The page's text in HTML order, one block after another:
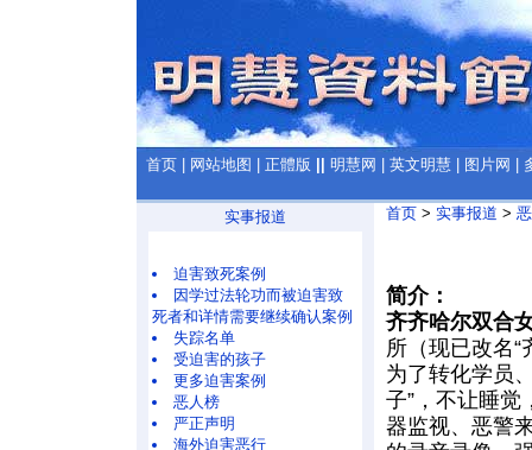
首页 网站地图 正體版 明慧网 英文明慧 图片网
实事报道
迫害致死案例
因学过法轮功而被迫害致
死者和详情需要继续确认案例
失踪名单
受迫害的孩子
更多迫害案例
恶人榜
严正声明
海外迫害恶行
首页 > 实事报道 >
简介：
齐齐哈尔双合
所（现已改名
为了转化学员
子”，不让睡
器监视、恶警